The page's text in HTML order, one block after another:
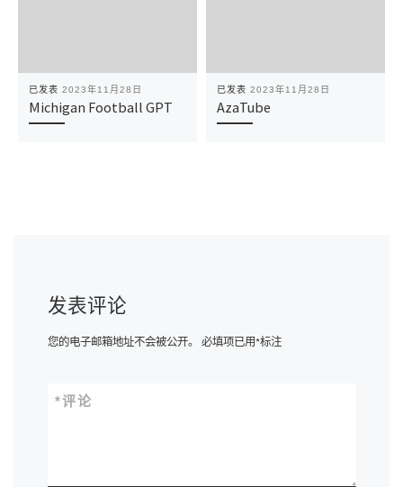
已发表 2023年11月28日
Michigan Football GPT
已发表 2023年11月28日
AzaTube
发表评论
您的电子邮箱地址不会被公开。 必填项已用*标注
评论
*